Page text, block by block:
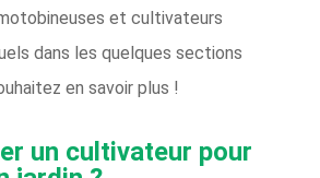
et cultivateurs
dans les quelques sections
en savoir plus !
un cultivateur pour